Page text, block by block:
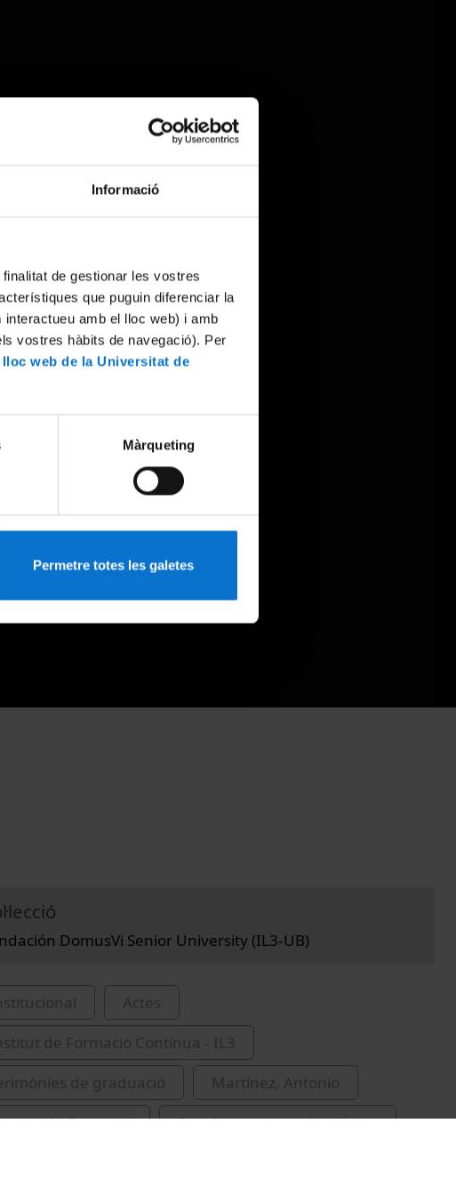
Informació
de gestionar les vostres
que puguin diferenciar la
amb el lloc web) i amb
vostres hàbits de navegació). Per
web de la Universitat de
Màrqueting
Permetre totes les galetes
DomusVi Senior University (IL3-UB)
Actes
de Formació Contínua - IL3
de graduació
Martínez, Antonio
DomusVi
Domínguez Amorós, Màrius